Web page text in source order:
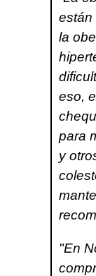
están
la
eso,
para
y
"En